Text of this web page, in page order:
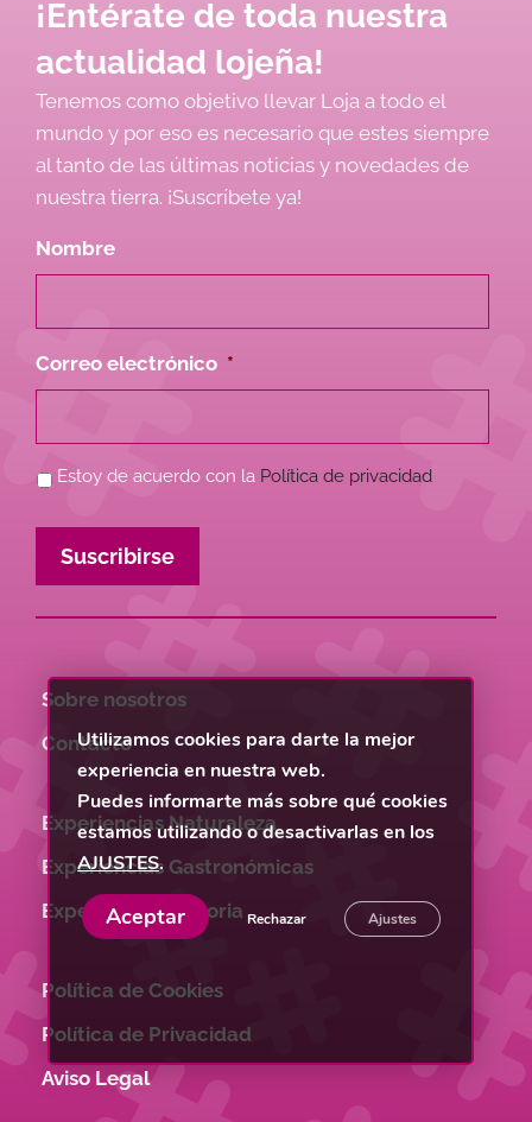
¡Entérate de toda nuestra
actualidad lojeña!
Tenemos como objetivo llevar Loja a todo el
mundo y por eso es necesario que estes siempre
al tanto de las últimas noticias y novedades de
nuestra tierra. ¡Suscríbete ya!
Nombre
Correo electrónico *
Política
Privacidad *
Estoy de acuerdo con la Política de privacidad
Suscribirse
Sobre nosotros
Contacto
Experiencias Naturaleza
Experiencias Gastronómicas
Experiencias Historia
Política de Cookies
Política de Privacidad
Aviso Legal
Utilizamos cookies para darte la mejor
experiencia en nuestra web.
Puedes informarte más sobre qué cookies
estamos utilizando o desactivarlas en los
AJUSTES.
Aceptar Rechazar Ajustes